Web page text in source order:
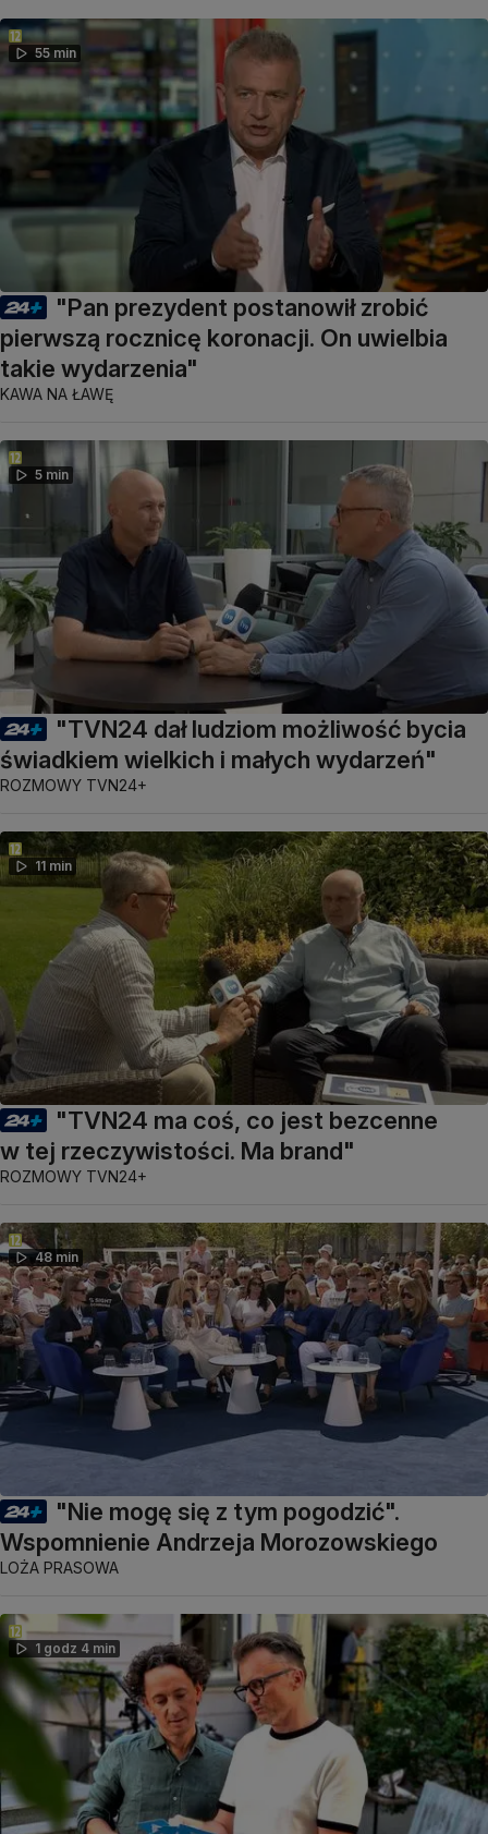
55 min
"Pan prezydent postanowił zrobić
pierwszą rocznicę koronacji. On uwielbia
takie wydarzenia"
KAWA NA ŁAWĘ
5 min
"TVN24 dał ludziom możliwość bycia
świadkiem wielkich i małych wydarzeń"
ROZMOWY TVN24+
11 min
"TVN24 ma coś, co jest bezcenne
w tej rzeczywistości. Ma brand"
ROZMOWY TVN24+
48 min
"Nie mogę się z tym pogodzić".
Wspomnienie Andrzeja Morozowskiego
LOŻA PRASOWA
1 godz 4 min